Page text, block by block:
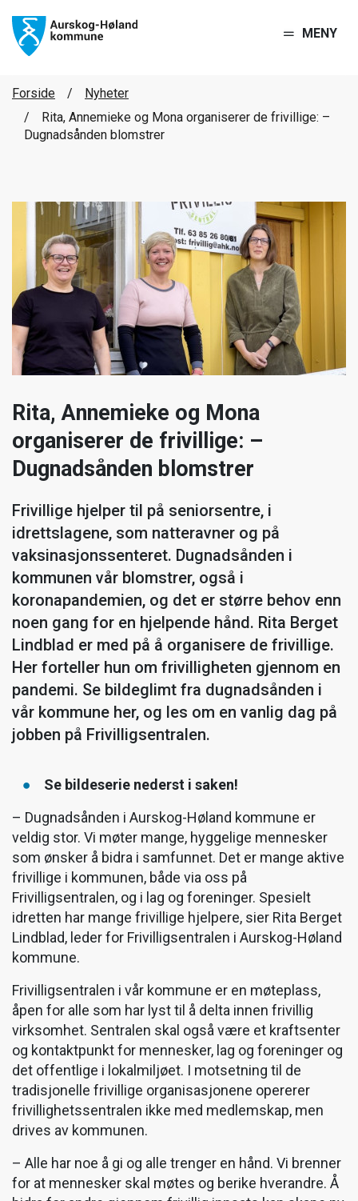
MENY
Forside
Nyheter
Rita, Annemieke og Mona organiserer de frivillige: –
Dugnadsånden blomstrer
Rita, Annemieke og Mona
organiserer de frivillige: –
Dugnadsånden blomstrer
Frivillige hjelper til på seniorsentre, i
idrettslagene, som natteravner og på
vaksinasjonssenteret. Dugnadsånden i
kommunen vår blomstrer, også i
koronapandemien, og det er større behov enn
noen gang for en hjelpende hånd. Rita Berget
Lindblad er med på å organisere de frivillige.
Her forteller hun om frivilligheten gjennom en
pandemi. Se bildeglimt fra dugnadsånden i
vår kommune her, og les om en vanlig dag på
jobben på Frivilligsentralen.
Se bildeserie nederst i saken!
– Dugnadsånden i Aurskog-Høland kommune er
veldig stor. Vi møter mange, hyggelige mennesker
som ønsker å bidra i samfunnet. Det er mange aktive
frivillige i kommunen, både via oss på
Frivilligsentralen, og i lag og foreninger. Spesielt
idretten har mange frivillige hjelpere, sier Rita Berget
Lindblad, leder for Frivilligsentralen i Aurskog-Høland
kommune.
Frivilligsentralen i vår kommune er en møteplass,
åpen for alle som har lyst til å delta innen frivillig
virksomhet. Sentralen skal også være et kraftsenter
og kontaktpunkt for mennesker, lag og foreninger og
det offentlige i lokalmiljøet. I motsetning til de
tradisjonelle frivillige organisasjonene opererer
frivillighetssentralen ikke med medlemskap, men
drives av kommunen.
– Alle har noe å gi og alle trenger en hånd. Vi brenner
for at mennesker skal møtes og berike hverandre. Å